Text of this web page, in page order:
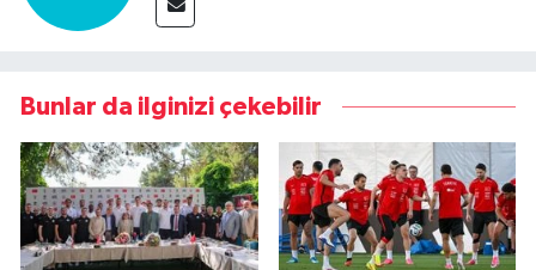
Bunlar da ilginizi çekebilir